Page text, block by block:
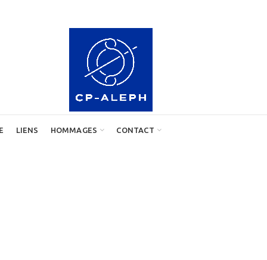
LIENS HOMMAGES CONTACT